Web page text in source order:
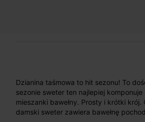
Dzianina taśmowa to hit sezonu! To
sezonie sweter ten najlepiej
mieszanki bawełny. Prosty i krótki
damski sweter zawiera bawełnę